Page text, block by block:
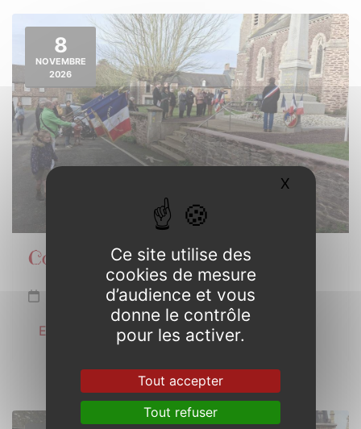
8
NOVEMBRE
2026
Commémoration Armistice 1918
Dimanche 8 novembre de 10h30 à 11h30
En savoir plus
Ce site utilise des
cookies de mesure
d’audience et vous
donne le contrôle
pour les activer.
Tout accepter
Tout refuser
X Masquer